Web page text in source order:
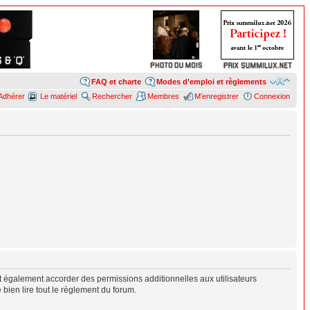
Modes d’emploi et règlements
FAQ et charte
Connexion
M’enregistrer
Membres
Rechercher
Le matériel
accorder des permissions additionnelles aux utilisateurs
lire tout le règlement du forum.